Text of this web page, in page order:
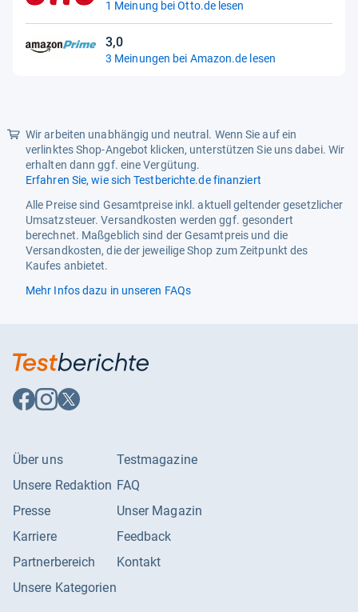
von
Sternen
1 Meinung bei Otto.de lesen
3,0
3,0
von
3 Meinungen bei Amazon.de lesen
Wir arbeiten unabhängig und neutral. Wenn Sie auf ein
verlinktes Shop-Angebot klicken, unterstützen Sie uns dabei. Wir
erhalten dann ggf. eine Vergütung.
Erfahren Sie, wie sich Testberichte.de finanziert
Alle Preise sind Gesamtpreise inkl. aktuell geltender gesetzlicher
Umsatzsteuer. Versandkosten werden ggf. gesondert
berechnet. Maßgeblich sind der Gesamtpreis und die
Versandkosten, die der jeweilige Shop zum Zeitpunkt des
Kaufes anbietet.
Mehr Infos dazu in unseren FAQs
Auf
Facebook
Auf
Instagram
Auf
X
Über uns
Unsere Redaktion
Presse
Karriere
Partnerbereich
Unsere Kategorien
Testmagazine
FAQ
Unser Magazin
Feedback
Kontakt